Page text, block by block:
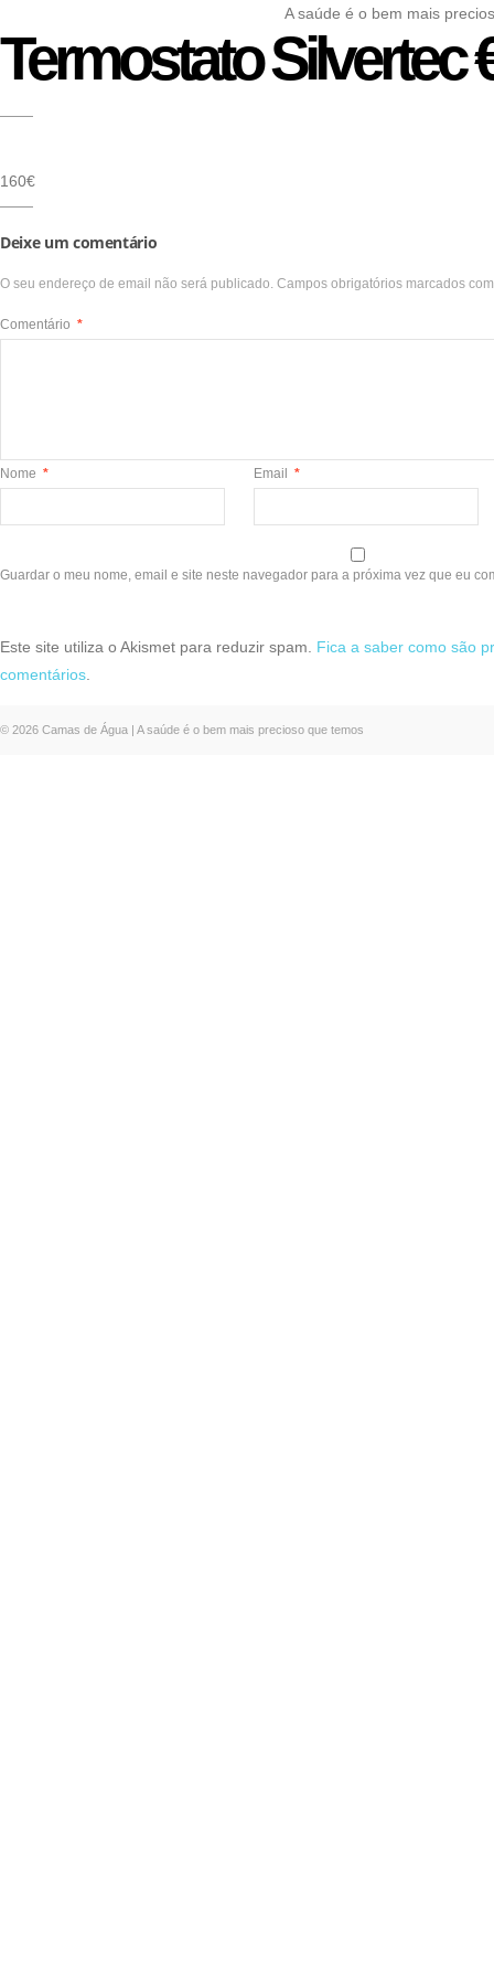
A saúde é o bem mais
Termostato Silvertec
160€
Deixe um comentário
O seu endereço de email não será publicado. Campos obrigatórios marcados
Comentário *
Nome * Email *
Guardar o meu nome, email e site neste navegador para a próxima vez que eu
Este site utiliza o Akismet para reduzir spam. Fica a saber como são
comentários
© 2026 Camas de Água | A saúde é o bem mais precioso que temos